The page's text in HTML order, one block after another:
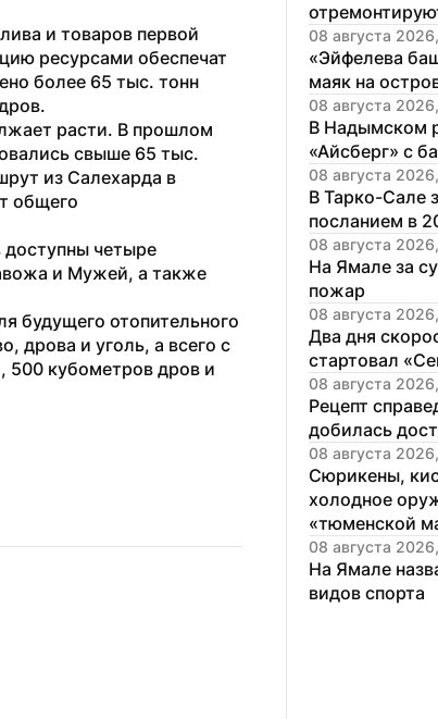
и товаров первой
ресурсами обеспечат
более 65 тыс. тонн
расти. В прошлом
свыше 65 тыс.
из Салехарда в
общего
доступны четыре
и Мужей, а также
будущего отопительного
дрова и уголь, а всего с
500 кубометров дров и
08 августа
«Эйфелева
маяк на
08 августа
В Надымском
«Айсберг» с
08 августа
В Тарко-Сале
посланием в
08 августа
На Ямале за
пожар
08 августа
Два дня
стартовал
08 августа
Рецепт
добилась
08 августа
Сюрикены,
холодное
«тюменской
08 августа
На Ямале
видов спорта